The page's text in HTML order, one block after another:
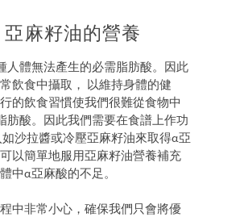
亞麻籽油的營養
人體無法產生的必需脂肪酸。因此
飲食中攝取， 以維持身體的健
的飲食習慣使我們很難從食物中
肪酸。因此我們需要在食譜上作功
沙拉醬或冷壓亞麻籽油來取得α亞
以簡單地服用亞麻籽油營養補充
中α亞麻酸的不足。
中非常小心，確保我們只會將優